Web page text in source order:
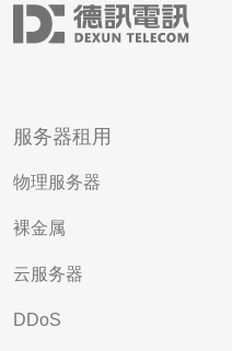
服务器租用
物理服务器
裸金属
云服务器
DDoS